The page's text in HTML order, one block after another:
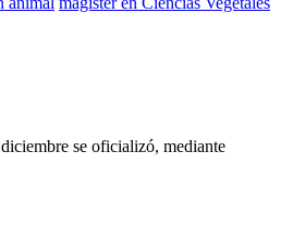
se oficializó, mediante